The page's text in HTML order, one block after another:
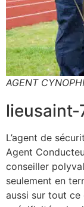
AGENT
lieusaint-
L’agent de
Agent
conseiller
seulement en
aussi sur tout ce